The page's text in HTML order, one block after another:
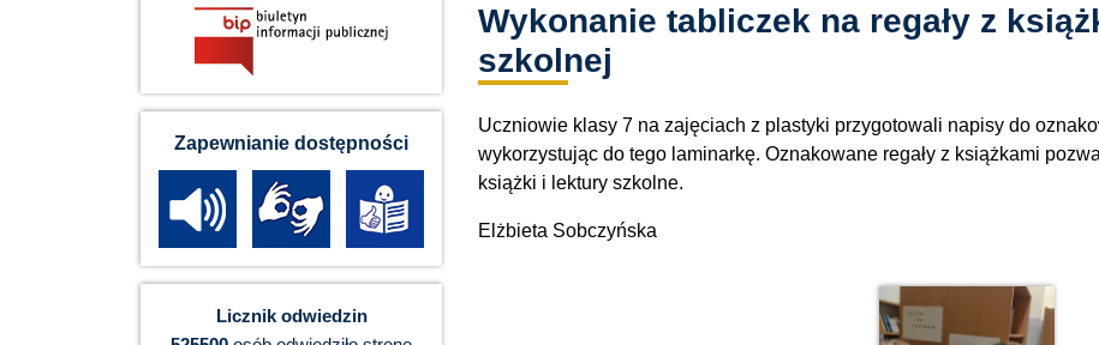
Wykonanie tabliczek na regały z
szkolnej
Uczniowie klasy 7 na zajęciach z plastyki przygotowali napisy do
wykorzystując do tego laminarkę. Oznakowane regały z książkami
książki i lektury szkolne.
Elżbieta Sobczyńska
Zapewnianie dostępności
Licznik odwiedzin